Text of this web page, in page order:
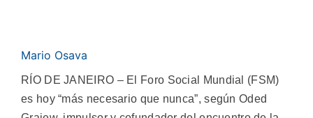
Mario Osava
RÍO DE JANEIRO – El Foro Social Mundial (FSM)
es hoy “más necesario que nunca”, según Oded